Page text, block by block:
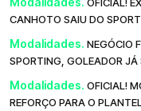
CANHOTO SAIU DO
Modalidades. NEGÓCIO
SPORTING, GOLEADOR JÁ
Modalidades. OFICIAL!
REFORÇO PARA O